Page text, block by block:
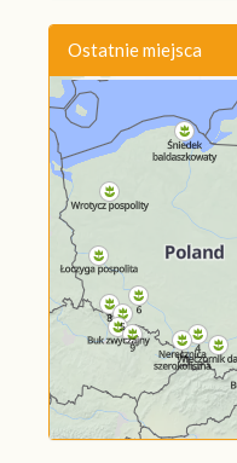
Ostatnie miejsca